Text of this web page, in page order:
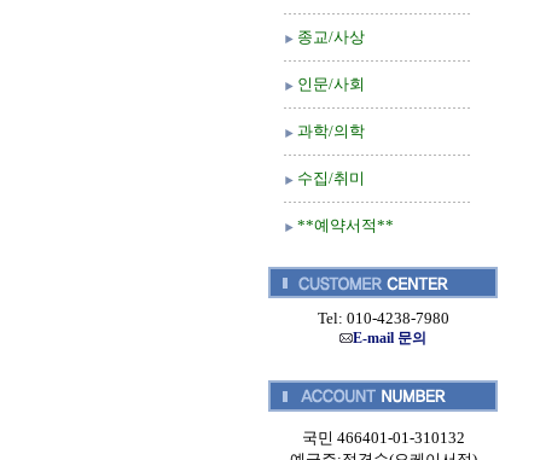
종교/사상
인문/사회
과학/의학
수집/취미
**예약서적**
Tel: 010-4238-7980
E-mail 문의
국민 466401-01-310132